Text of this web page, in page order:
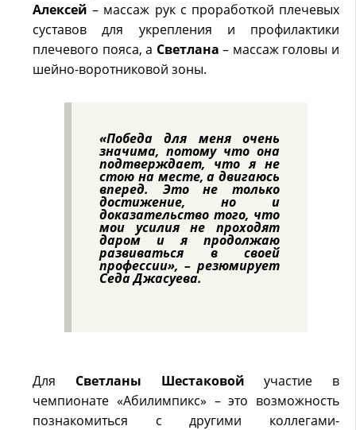
Алексей – массаж рук с проработкой плечевых
суставов для укрепления и профилактики
плечевого пояса, а Светлана – массаж головы и
шейно-воротниковой зоны.
«Победа для меня очень
значима, потому что она
подтверждает, что я не
стою на месте, а двигаюсь
вперед. Это не только
достижение, но и
доказательство того, что
мои усилия не проходят
даром и я продолжаю
развиваться в своей
профессии», – резюмирует
Седа Джасуева.
Для Светланы Шестаковой участие в
чемпионате «Абилимпикс» – это возможность
познакомиться с другими коллегами-